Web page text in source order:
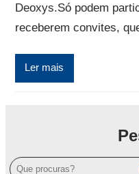
Deoxys.Só podem
receberem convites,
Ler mais
P